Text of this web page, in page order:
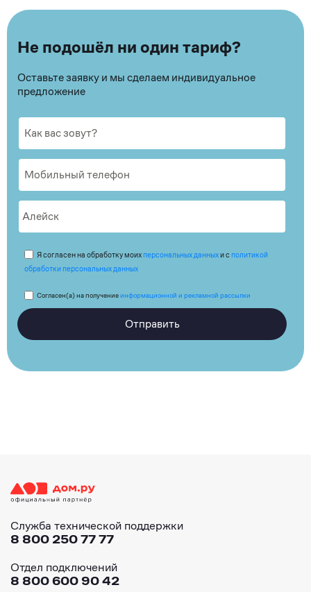
Не подошёл ни один тариф?
Оставьте заявку и мы сделаем индивидуальное
предложение
Я согласен на обработку моих персональных данныхи с политикой
обработки персональных данных
Согласен(а) на получениеинформационной и рекламной рассылки
Отправить
Служба технической поддержки
8 800 250 77 77
Отдел подключений
8 800 600 90 42